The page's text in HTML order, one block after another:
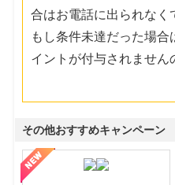
合はお電話に出られなく
もし条件未達だった場
イントが付与されません
その他おすすめキャンペーン